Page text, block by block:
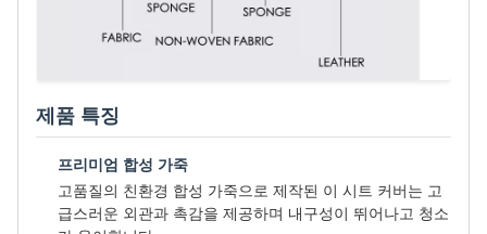
제품 특징
프리미엄 합성 가죽
고품질의 친환경 합성 가죽으로 제작된 이 시트 커버는 고
급스러운 외관과 촉감을 제공하며 내구성이 뛰어나고 청소